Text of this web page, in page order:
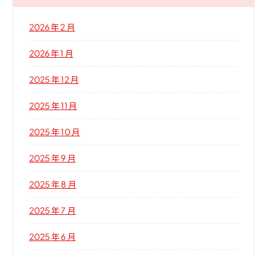
2026 年 2 月
2026 年 1 月
2025 年 12 月
2025 年 11 月
2025 年 10 月
2025 年 9 月
2025 年 8 月
2025 年 7 月
2025 年 6 月